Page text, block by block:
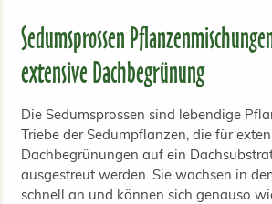
Sedumsprossen
extensive Dachbegrünung
Die Sedumsprossen sind lebendige
Triebe der Sedumpflanzen, die für
Dachbegrünungen auf ein
ausgestreut werden. Sie wachsen in
schnell an und können sich genauso